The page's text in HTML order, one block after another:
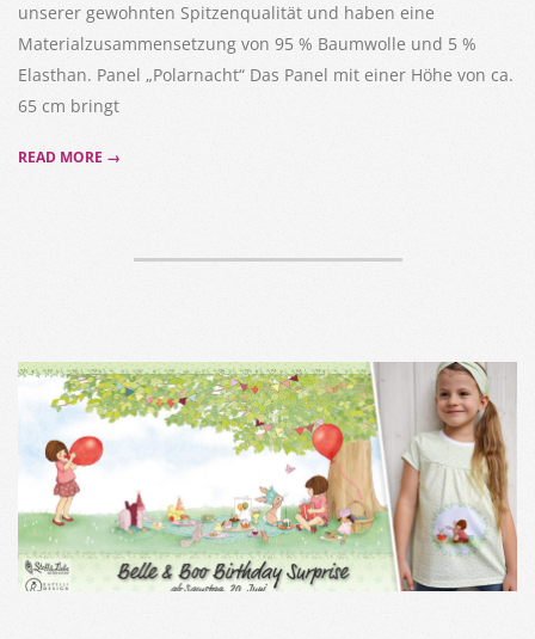
unserer gewohnten Spitzenqualität und haben eine
Materialzusammensetzung von 95 % Baumwolle und 5 %
Elasthan. Panel „Polarnacht“ Das Panel mit einer Höhe von ca.
65 cm bringt
READ MORE →